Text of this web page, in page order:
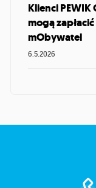
Klienci
mogą
mObywatel
6.5.2026